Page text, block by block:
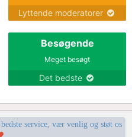
Lyttende moderatorer
Besøgende
Meget besøgt
Det bedste
service, vær venlig og støt os